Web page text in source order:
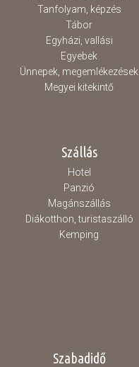
Tanfolyam, képzés
Tábor
Egyházi, vallási
Egyebek
Ünnepek, megemlékezések
Megyei kitekintő
Szállás
Hotel
Panzió
Magánszállás
Diákotthon, turistaszálló
Kemping
Szabadidő